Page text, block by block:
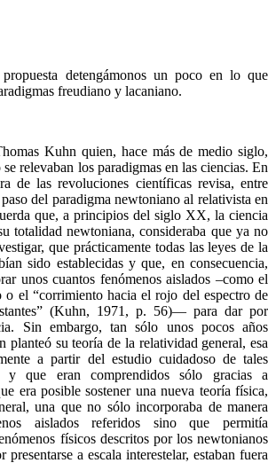
detengámonos un poco en lo que
freudiano y lacaniano.
Kuhn quien, hace más de medio siglo,
relevaban los paradigmas en las ciencias. En
de las revoluciones científicas revisa, entre
del paradigma newtoniano al relativista en
que, a principios del siglo XX, la ciencia
totalidad newtoniana, consideraba que ya no
que prácticamente todas las leyes de la
sido establecidas y que, en consecuencia,
unos cuantos fenómenos aislados –como el
el “corrimiento hacia el rojo del espectro de
(Kuhn, 1971, p. 56)— para dar por
Sin embargo, tan sólo unos pocos años
planteó su teoría de la relatividad general, esa
a partir del estudio cuidadoso de tales
y que eran comprendidos sólo gracias a
era posible sostener una nueva teoría física,
una que no sólo incorporaba de manera
aislados referidos sino que permitía
físicos descritos por los newtonianos
a escala interestelar, estaban fuera